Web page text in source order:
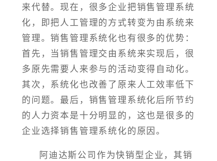
来代替。现在，很多企业把销售管理系统
化，即把人工管理的方式转变为由系统来
管理。销售管理系统化也有很多的优势：
首先，当销售管理交由系统来实现后，很
多原先需要人来参与的活动变得自动化。
其次，系统化也改善了原来人工效率低下
的问题。最后，销售管理系统化后所节约
的人力资本是十分明显的，这也是很多的
企业选择销售管理系统化的原因。
阿迪达斯公司作为快销型企业，其销